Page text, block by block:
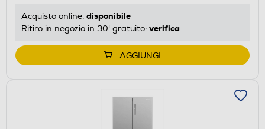
Acquisto online: disponibile
Ritiro in negozio in 30' gratuito: verifica
AGGIUNGI